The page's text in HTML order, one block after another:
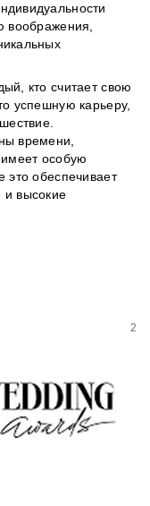
воображения,
кто считает свою
успешную карьеру,
времени,
особую
это обеспечивает
высокие